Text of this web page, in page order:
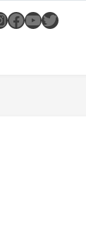
Facebook
Youtube
Twitter